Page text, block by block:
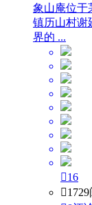
象山庵位于
镇历山村谢
界的 ...
16
